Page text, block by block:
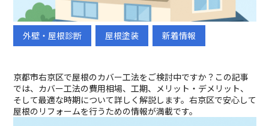
初めての方へ
選ばれる理由
ブログ
会社概要
採用情報
外壁・屋根診断 屋根塗装 新着情報
京都市右京区で屋根のカバー工法をご検討中ですか？この記事
では、カバー工法の費用相場、工期、メリット・デメリット、
そして最適な時期について詳しく解説します。右京区で安心して
屋根のリフォームを行うための情報が満載です。